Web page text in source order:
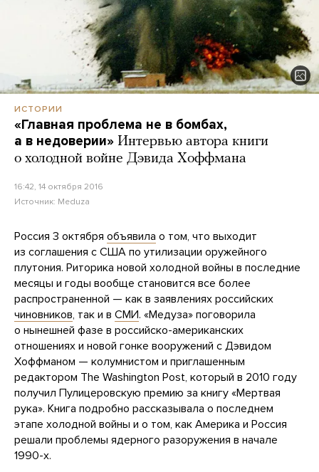
ИСТОРИИ
«Главная проблема не в бомбах,
а в недоверии» Интервью автора книги
о холодной войне Дэвида Хоффмана
16:42, 14 октября 2016
Источник: Meduza
Россия 3 октября объявила о том, что выходит
из соглашения с США по утилизации оружейного
плутония. Риторика новой холодной войны в последние
месяцы и годы вообще становится все более
распространенной — как в заявлениях российских
чиновников, так и в СМИ. «Медуза» поговорила
о нынешней фазе в российско-американских
отношениях и новой гонке вооружений с Дэвидом
Хоффманом — колумнистом и приглашенным
редактором The Washington Post, который в 2010 году
получил Пулицеровскую премию за книгу «Мертвая
рука». Книга подробно рассказывала о последнем
этапе холодной войны и о том, как Америка и Россия
решали проблемы ядерного разоружения в начале
1990-х.